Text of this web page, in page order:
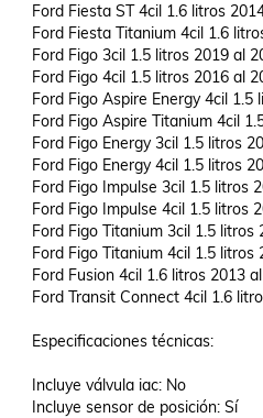
Ford Fiesta ST 4cil 1.6 litros
Ford Fiesta Titanium 4cil 1.6
Ford Figo 3cil 1.5 litros 2019 al
Ford Figo 4cil 1.5 litros 2016 al
Ford Figo Aspire Energy 4cil 1.5
Ford Figo Aspire Titanium 4cil
Ford Figo Energy 3cil 1.5 litros
Ford Figo Energy 4cil 1.5 litros
Ford Figo Impulse 3cil 1.5 litros
Ford Figo Impulse 4cil 1.5 litros
Ford Figo Titanium 3cil 1.5 litros
Ford Figo Titanium 4cil 1.5 litros
Ford Fusion 4cil 1.6 litros 2013
Ford Transit Connect 4cil 1.6
Especificaciones técnicas:
Incluye válvula iac: No
Incluye sensor de posición: Sí